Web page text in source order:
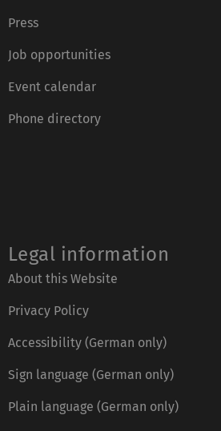
Press
Job opportunities
Event calendar
Phone directory
Legal information
About this Website
Privacy Policy
Accessibility (German only)
Sign language (German only)
Plain language (German only)